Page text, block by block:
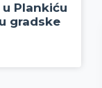
Plankiću
gradske